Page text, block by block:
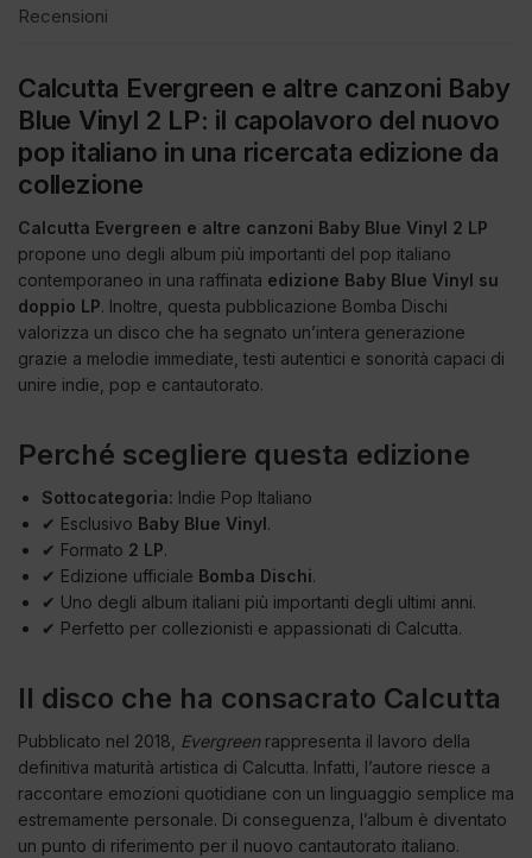
Recensioni
Calcutta Evergreen e altre canzoni Baby
Blue Vinyl 2 LP: il capolavoro del nuovo
pop italiano in una ricercata edizione da
collezione
Calcutta Evergreen e altre canzoni Baby Blue Vinyl 2 LP
propone uno degli album più importanti del pop italiano
contemporaneo in una raffinata edizione Baby Blue Vinyl su
doppio LP. Inoltre, questa pubblicazione Bomba Dischi
valorizza un disco che ha segnato un’intera generazione
grazie a melodie immediate, testi autentici e sonorità capaci di
unire indie, pop e cantautorato.
Perché scegliere questa edizione
Sottocategoria: Indie Pop Italiano
✔ Esclusivo Baby Blue Vinyl.
✔ Formato 2 LP.
✔ Edizione ufficiale Bomba Dischi.
✔ Uno degli album italiani più importanti degli ultimi anni.
✔ Perfetto per collezionisti e appassionati di Calcutta.
Il disco che ha consacrato Calcutta
Pubblicato nel 2018, Evergreenrappresenta il lavoro della
definitiva maturità artistica di Calcutta. Infatti, l’autore riesce a
raccontare emozioni quotidiane con un linguaggio semplice ma
estremamente personale. Di conseguenza, l’album è diventato
un punto di riferimento per il nuovo cantautorato italiano.